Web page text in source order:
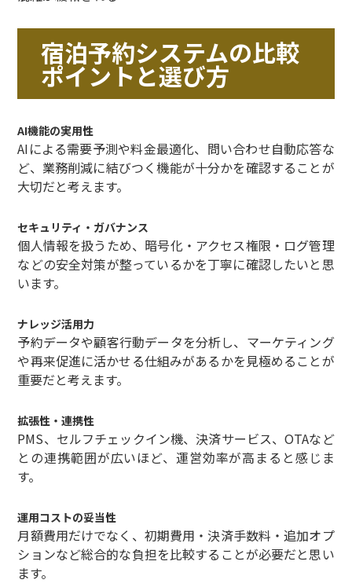
宿泊予約システムの比較
ポイントと選び方
AI機能の実用性
AIによる需要予測や料金最適化、問い合わせ自動応答な
ど、業務削減に結びつく機能が十分かを確認することが
大切だと考えます。
セキュリティ・ガバナンス
個人情報を扱うため、暗号化・アクセス権限・ログ管理
などの安全対策が整っているかを丁寧に確認したいと思
います。
ナレッジ活用力
予約データや顧客行動データを分析し、マーケティング
や再来促進に活かせる仕組みがあるかを見極めることが
重要だと考えます。
拡張性・連携性
PMS、セルフチェックイン機、決済サービス、OTAなど
との連携範囲が広いほど、運営効率が高まると感じま
す。
運用コストの妥当性
月額費用だけでなく、初期費用・決済手数料・追加オプ
ションなど総合的な負担を比較することが必要だと思い
ます。